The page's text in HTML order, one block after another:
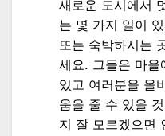
새로운 도시에서
는 몇 가지 일이
또는 숙박하시는
세요. 그들은 마을
있고 여러분을 올
움을 줄 수 있을
지 잘 모르겠으면